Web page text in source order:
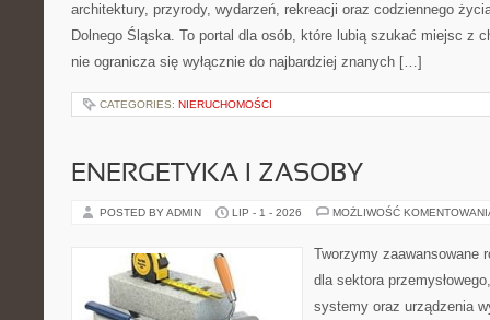
architektury, przyrody, wydarzeń, rekreacji oraz codziennego
Dolnego Śląska. To portal dla osób, które lubią szukać miejsc z
nie ogranicza się wyłącznie do najbardziej znanych […]
CATEGORIES: NIERUCHOMOŚCI
ENERGETYKA I ZASOBY
POSTED BY ADMIN LIP - 1 - 2026 MOŻLIWOŚĆ
Tworzymy zaawansowane
dla sektora
systemy oraz urządzenia